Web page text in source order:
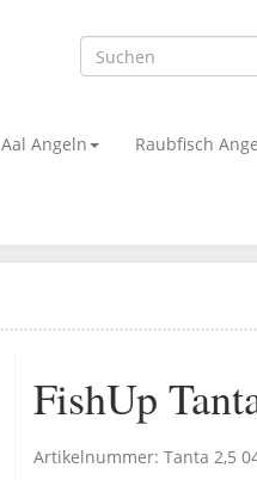
Aal Angeln Raubfisch
FishUp
Artikelnummer: Tanta 2,5